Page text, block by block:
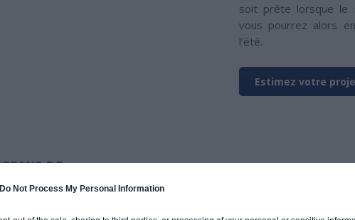
Do Not Process My Personal Information
soit prête lorsque le
vous pourrez alors
l’été.
Estimez votre
DE